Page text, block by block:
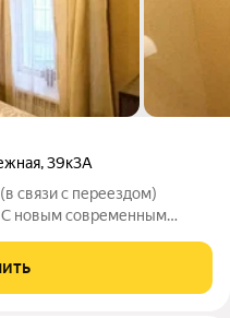
,39к3А
связи с переездом)
новым современным
острова, рядом